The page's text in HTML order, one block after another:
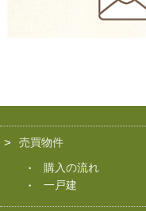
売買物件
購入の流れ
一戸建